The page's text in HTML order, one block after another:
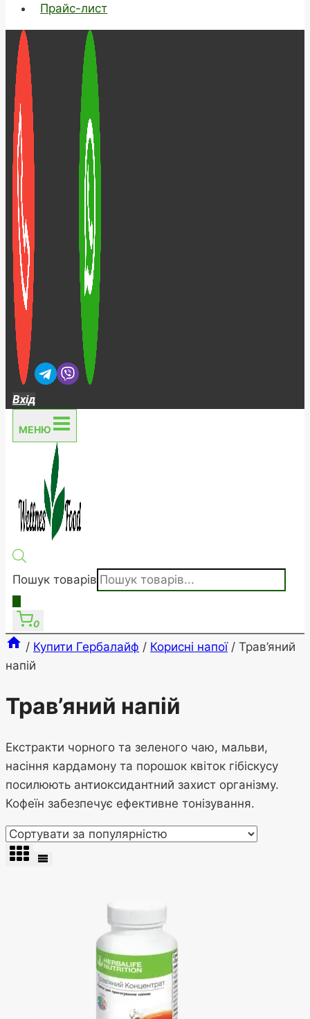
Прайс-лист
Вхід
МЕНЮ
Пошук товарів
0
/ Купити Гербалайф / Корисні напої / Трав’яний
напій
Трав’яний напій
Екстракти чорного та зеленого чаю, мальви,
насіння кардамону та порошок квіток гібіскусу
посилюють антиоксидантний захист організму.
Кофеїн забезпечує ефективне тонізування.